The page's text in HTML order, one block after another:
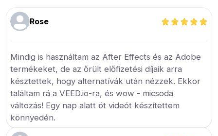
Rose
Mindig is használtam az After Effects és az Adobe
termékeket, de az őrült előfizetési díjaik arra
késztettek, hogy alternatívák után nézzek. Ekkor
találtam rá a VEED.io-ra, és wow - micsoda
változás! Egy nap alatt öt videót készítettem
könnyedén.